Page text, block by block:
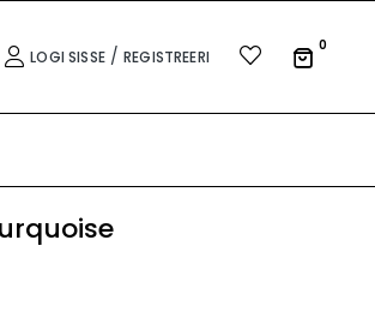
LOGI SISSE / REGISTREERI
0